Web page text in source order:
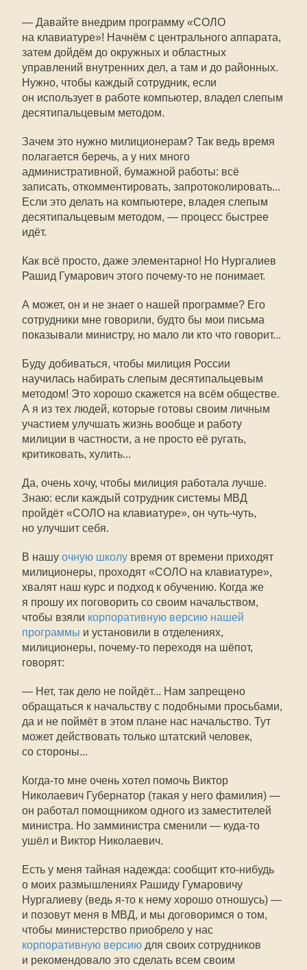
— Давайте внедрим программу «СОЛО
на клавиатуре»! Начнём с центрального аппарата,
затем дойдём до окружных и областных
управлений внутренних дел, а там и до районных.
Нужно, чтобы каждый сотрудник, если
он использует в работе компьютер, владел слепым
десятипальцевым методом.
Зачем это нужно милиционерам? Так ведь время
полагается беречь, а у них много
административной, бумажной работы: всё
записать, откомментировать, запротоколировать...
Если это делать на компьютере, владея слепым
десятипальцевым методом, — процесс быстрее
идёт.
Как всё просто, даже элементарно! Но Нургалиев
Рашид Гумарович этого почему-то не понимает.
А может, он и не знает о нашей программе? Его
сотрудники мне говорили, будто бы мои письма
показывали министру, но мало ли кто что говорит...
Буду добиваться, чтобы милиция России
научилась набирать слепым десятипальцевым
методом! Это хорошо скажется на всём обществе.
А я из тех людей, которые готовы своим личным
участием улучшать жизнь вообще и работу
милиции в частности, а не просто её ругать,
критиковать, хулить...
Да, очень хочу, чтобы милиция работала лучше.
Знаю: если каждый сотрудник системы МВД
пройдёт «СОЛО на клавиатуре», он чуть-чуть,
но улучшит себя.
В нашу очную школу время от времени приходят
милиционеры, проходят «СОЛО на клавиатуре»,
хвалят наш курс и подход к обучению. Когда же
я прошу их поговорить со своим начальством,
чтобы взяли корпоративную версию нашей
программы и установили в отделениях,
милиционеры, почему-то переходя на шёпот,
говорят:
— Нет, так дело не пойдёт... Нам запрещено
обращаться к начальству с подобными просьбами,
да и не поймёт в этом плане нас начальство. Тут
может действовать только штатский человек,
со стороны...
Когда-то мне очень хотел помочь Виктор
Николаевич Губернатор (такая у него фамилия) —
он работал помощником одного из заместителей
министра. Но замминистра сменили — куда-то
ушёл и Виктор Николаевич.
Есть у меня тайная надежда: сообщит кто-нибудь
о моих размышлениях Рашиду Гумаровичу
Нургалиеву (ведь я-то к нему хорошо отношусь) —
и позовут меня в МВД, и мы договоримся о том,
чтобы министерство приобрело у нас
корпоративную версию для своих сотрудников
и рекомендовало это сделать всем своим